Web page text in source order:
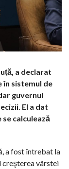
a declarat
în sistemul de
guvernul
El a dat
calculează
a fost întrebat la
creşterea vârstei